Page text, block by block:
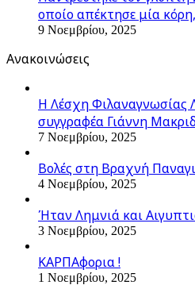
οποίο απέκτησε μία
9 Νοεμβρίου, 2025
Ανακοινώσεις
Η Λέσχη Φιλαναγνωσίας
συγγραφέα Γιάννη
7 Νοεμβρίου, 2025
Βολές στη Βραχνή
4 Νοεμβρίου, 2025
Ήταν Λημνιά και
3 Νοεμβρίου, 2025
ΚΑΡΠΑφορια !
1 Νοεμβρίου, 2025